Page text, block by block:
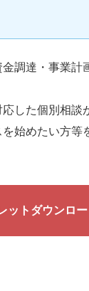
調達・事業
た個別相
始めたい方等
ットダウンロ